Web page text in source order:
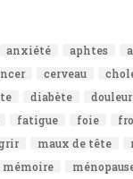
anxiété aphtes
cerveau
diabète douleur
fatigue foie
maux de tête
mémoire